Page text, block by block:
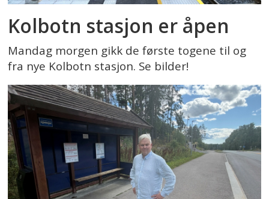
Kolbotn stasjon er åpen
Mandag morgen gikk de første togene til og
fra nye Kolbotn stasjon. Se bilder!